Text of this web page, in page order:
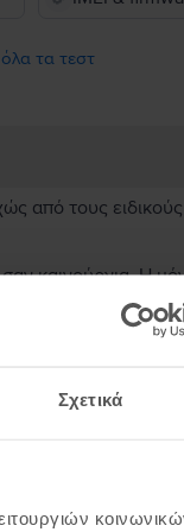
Σχετικά
τα τεστ
από τους
καινούργια. Η